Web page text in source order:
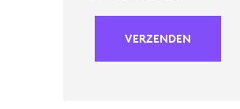
VERZENDEN